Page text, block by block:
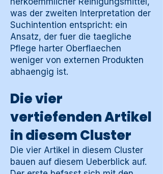
was der zweiten Interpretation der
Suchintention entspricht: ein
Ansatz, der fuer die taegliche
Pflege harter Oberflaechen
weniger von externen Produkten
abhaengig ist.
Die vier
vertiefenden Artikel
in diesem Cluster
Die vier Artikel in diesem Cluster
bauen auf diesem Ueberblick auf.